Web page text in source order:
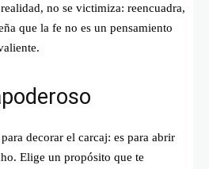
no se victimiza: reencuadra,
que la fe no es un pensamiento
decorar el carcaj: es para abrir
Elige un propósito que te